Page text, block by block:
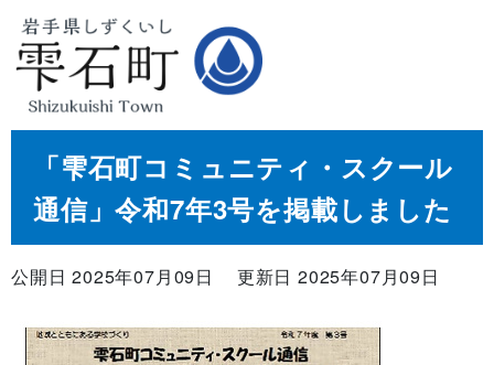
「雫石町コミュニティ・スクール
通信」令和7年3号を掲載しました
公開日 2025年07月09日 更新日 2025年07月09日